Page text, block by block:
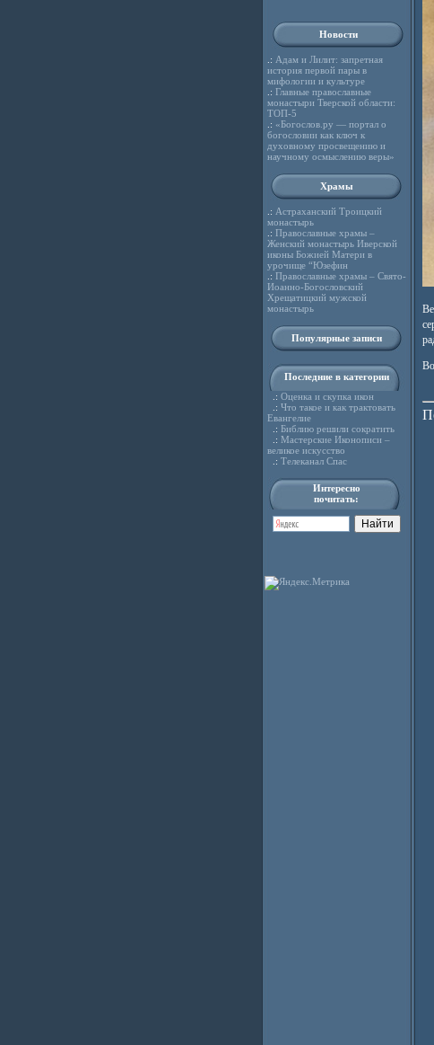
Новости
.: Адам и Лилит: запретная
история первой пары в
мифологии и культуре
.: Главные православные
монастыри Тверской области:
ТОП-5
.: «Богослов.ру — портал о
богословии как ключ к
духовному просвещению и
научному осмыслению веры»
Храмы
.: Астраханский Троицкий
монастырь
.: Православные храмы –
Женский монастырь Иверской
иконы Божией Матери в
урочище “Юзефин
.: Православные храмы – Свято-
Иоанно-Богословский
Хрещатицкий мужской
монастырь
Популярные записи
Последние в категории
.: Оценка и скупка икон
.: Что такое и как трактовать
Евангелие
.: Библию решили сократить
.: Мастерские Иконописи –
великое искусство
.: Телеканал Спас
Интересно
почитать: